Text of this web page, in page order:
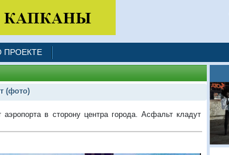
ПРОЕКТЕ
(фото)
в сторону центра города. Асфальт кладут